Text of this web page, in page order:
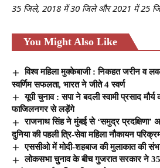
35 जिले, 2018 में 30 जिले और 2021 में 25
You Might Also Like
विश्व महिला मुक्केबाजी : निकहत जरीन व
स्वर्णिम सफलता, भारत ने जीते 4 स्वर्ण
यूपी चुनाव : सपा ने बदली स्वामी प्रसाद
फाजिलनगर से लड़ेंगे
राजनाथ सिंह ने मुंबई से ‘समुद्र प्रदक्षिणा’
दुनिया की पहली त्रि-सेवा महिला नौकायन
एससीओ में मोदी-शहबाज की मुलाकात की
लोकसभा चुनाव के बीच गुजरात सरकार ने